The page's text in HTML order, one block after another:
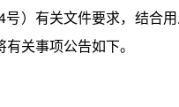
）有关文件要求，结合
关事项公告如下。